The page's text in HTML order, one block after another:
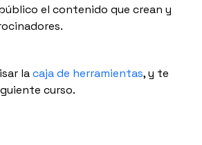
el contenido que crean y
lacaja de herramientas, y te
curso.